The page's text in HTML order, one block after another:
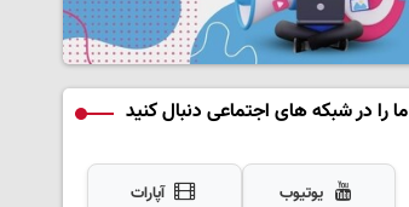
ما را در شبکه های اجتماعی دنبال کنید
یوتیوب آپارات